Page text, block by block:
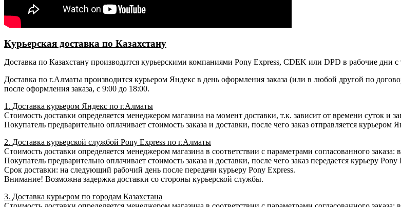
Курьерская доставка по Казахстану
Доставка по Казахстану производится курьерскими компаниями Pony Express, CDEK или DPD в рабочие дни с
Доставка по г.Алматы производится курьером Яндекс в день оформления заказа (или в любой другой по
после оформления заказа, с 9:00 до 18:00.
1. Доставка курьером Яндекс по г.Алматы
Стоимость доставки определяется менеджером магазина на момент доставки, т.к. зависит от времени суток и
Покупатель предварительно оплачивает стоимость заказа и доставки, после чего заказ отправляется курьером
2. Доставка курьерской службой Pony Express по г.Алматы
Стоимость доставки определяется менеджером магазина в соответствии с параметрами согласованного
Покупатель предварительно оплачивает стоимость заказа и доставки, после чего заказ передается курьеру Pony
Срок доставки: на следующий рабочий день после передачи курьеру Pony Express.
Внимание! Возможна задержка доставки со стороны курьерской службы.
3. Доставка курьером по городам Казахстана